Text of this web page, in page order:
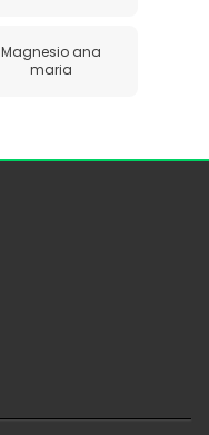
Magnesio ana
maria